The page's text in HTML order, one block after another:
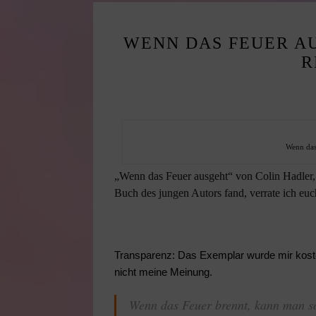
WENN DAS FEUER
Wenn
„Wenn das Feuer ausgeht“ von Colin
Buch des jungen Autors fand, verrate ich
Transparenz: Das Exemplar wurde mir
nicht meine Meinung.
Wenn das Feuer brennt, kann man